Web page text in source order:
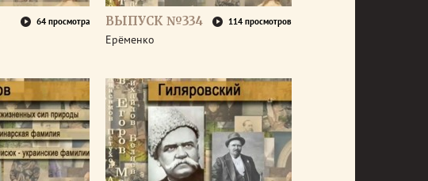
64 просмотра ВЫПУСК №334 114 просмотров
Ерёменко